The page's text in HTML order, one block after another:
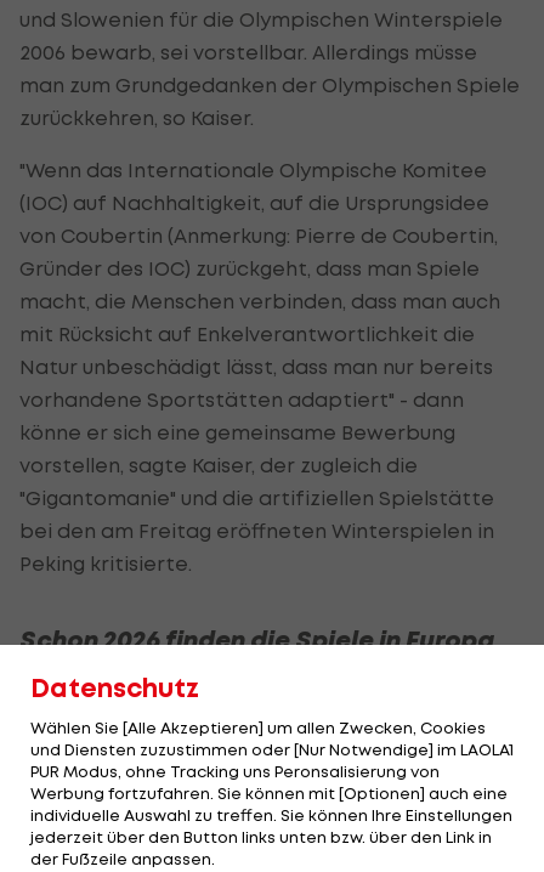
und Slowenien für die Olympischen Winterspiele
2006 bewarb, sei vorstellbar. Allerdings müsse
man zum Grundgedanken der Olympischen Spiele
zurückkehren, so Kaiser.
"Wenn das Internationale Olympische Komitee
(IOC) auf Nachhaltigkeit, auf die Ursprungsidee
von Coubertin (Anmerkung: Pierre de Coubertin,
Gründer des IOC) zurückgeht, dass man Spiele
macht, die Menschen verbinden, dass man auch
mit Rücksicht auf Enkelverantwortlichkeit die
Natur unbeschädigt lässt, dass man nur bereits
vorhandene Sportstätten adaptiert" - dann
könne er sich eine gemeinsame Bewerbung
vorstellen, sagte Kaiser, der zugleich die
"Gigantomanie" und die artifiziellen Spielstätte
bei den am Freitag eröffneten Winterspielen in
Peking kritisierte.
Schon 2026 finden die Spiele in Europa
statt
Da die nächsten Winterspiele in Europa
(Mailand/Cortina d'Ampezzo) stattfinden und
turnusmäßig danach wieder nicht-europäische
Länder ausgewählt werden, wäre 2034 der
frühestmögliche Bewerbungstermin. Daher
Datenschutz
Wählen Sie [Alle Akzeptieren] um allen Zwecken, Cookies
und Diensten zuzustimmen oder [Nur Notwendige] im LAOLA1
PUR Modus, ohne Tracking uns Peronsalisierung von
Werbung fortzufahren. Sie können mit [Optionen] auch eine
individuelle Auswahl zu treffen. Sie können Ihre Einstellungen
jederzeit über den Button links unten bzw. über den Link in
der Fußzeile anpassen.